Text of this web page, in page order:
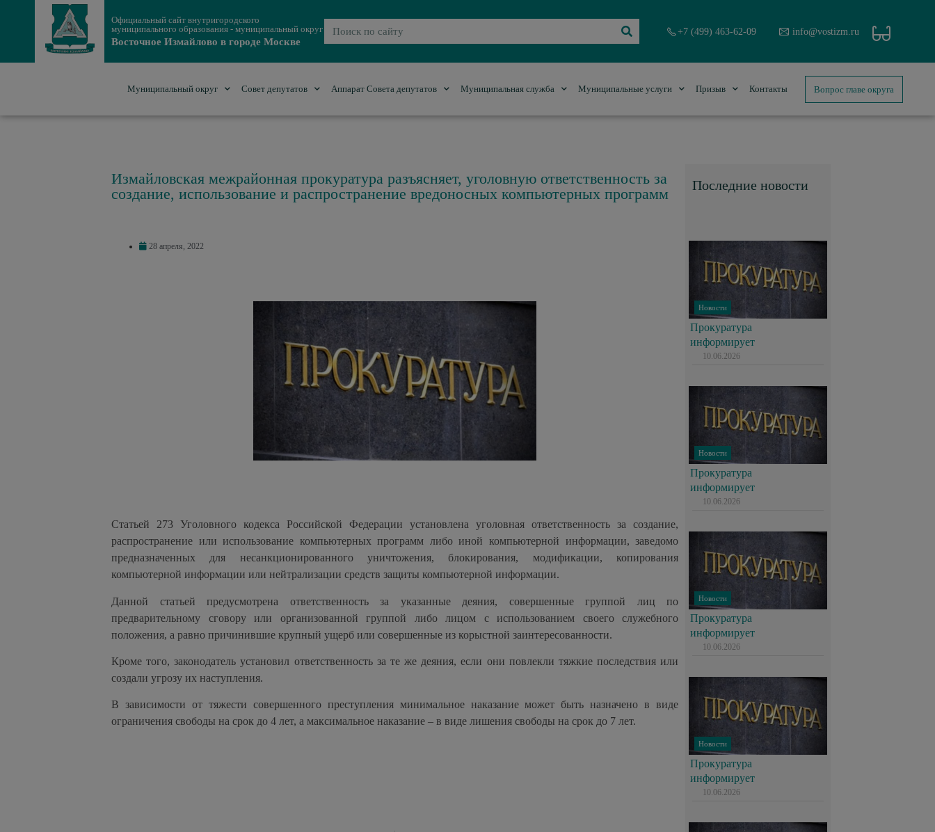
Официальный сайт внутригородского
муниципального образования - муниципальный округ
Восточное Измайлово в городе Москве
+7 (499) 463-62-09 info@vostizm.ru
Муниципальный округ Совет депутатов Аппарат Совета депутатов Муниципальная служба Муниципальные услуги Призыв Контакты Вопрос главе округа
Измайловская межрайонная прокуратура разъясняет, уголовную ответственность за
создание, использование и распространение вредоносных компьютерных программ
28 апреля, 2022
Статьей 273 Уголовного кодекса Российской Федерации установлена уголовная ответственность за создание,
распространение или использование компьютерных программ либо иной компьютерной информации, заведомо
предназначенных для несанкционированного уничтожения, блокирования, модификации, копирования
компьютерной информации или нейтрализации средств защиты компьютерной информации.
Данной статьей предусмотрена ответственность за указанные деяния, совершенные группой лиц по
предварительному сговору или организованной группой либо лицом с использованием своего служебного
положения, а равно причинившие крупный ущерб или совершенные из корыстной заинтересованности.
Кроме того, законодатель установил ответственность за те же деяния, если они повлекли тяжкие последствия или
создали угрозу их наступления.
В зависимости от тяжести совершенного преступления минимальное наказание может быть назначено в виде
ограничения свободы на срок до 4 лет, а максимальное наказание – в виде лишения свободы на срок до 7 лет.
Последние новости
Новости
Прокуратура
информирует
10.06.2026
Новости
Прокуратура
информирует
10.06.2026
Новости
Прокуратура
информирует
10.06.2026
Новости
Прокуратура
информирует
10.06.2026